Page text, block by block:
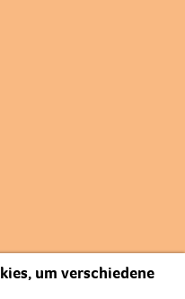
um verschiedene